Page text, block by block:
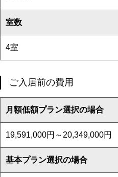
室数
4室
ご入居前の費用
月額低額プラン選択の場合
19,591,000円～20,349,000円
基本プラン選択の場合